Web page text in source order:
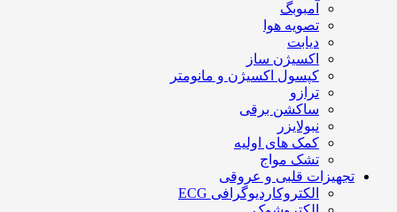
آمبوبگ
تصویه هوا
دیابت
اکسیژن ساز
کپسول اکسیژن و مانومتر
ترازو
ساکشن برقی
نبولایزر
کمک های اولیه
تشک مواج
تجهیزات قلبی و عروقی
الکتروکاردیوگرافی ECG